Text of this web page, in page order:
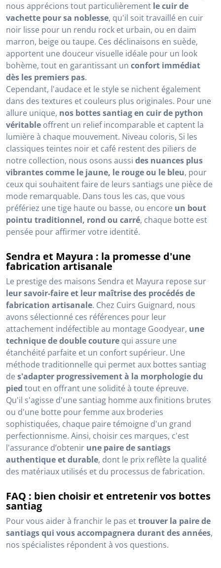
nous apprécions tout particulièrement le cuir de
vachette pour sa noblesse, qu'il soit travaillé en cuir
noir lisse pour un rendu rock et urbain, ou en daim
marron, beige ou taupe. Ces déclinaisons en suède,
apportent une douceur visuelle idéale pour un look
bohème, tout en garantissant un confort immédiat
dès les premiers pas.
Cependant, l'audace et le style se nichent également
dans des textures et couleurs plus originales. Pour une
allure unique, nos bottes santiag en cuir de python
véritable offrent un relief incomparable et captent la
lumière à chaque mouvement. Niveau coloris, Si les
classiques teintes noir et café restent des piliers de
notre collection, nous osons aussi des nuances plus
vibrantes comme le jaune, le rouge ou le bleu, pour
ceux qui souhaitent faire de leurs santiags une pièce de
mode remarquable. Dans tous les cas, que vous
préfériez une tige haute ou basse, ou encore un bout
pointu traditionnel, rond ou carré, chaque botte est
pensée pour affirmer votre identité.
Sendra et Mayura : la promesse d'une
fabrication artisanale
Le prestige des maisons Sendra et Mayura repose sur
leur savoir-faire et leur maîtrise des procédés de
fabrication artisanale. Chez Cuirs Guignard, nous
avons sélectionné ces références pour leur
attachement indéfectible au montage Goodyear, une
technique de double couture qui assure une
étanchéité parfaite et un confort supérieur. Une
méthode traditionnelle qui permet aux bottes santiag
des'adapter progressivement à la morphologie du
pied tout en offrant une solidité à toute épreuve.
Qu'il s'agisse d'une santiag homme aux finitions brutes
ou d'une botte pour femme aux broderies
sophistiquées, chaque paire témoigne d'un grand
perfectionnisme. Ainsi, choisir ces marques, c'est
l'assurance d’obtenir une paire de santiags
authentique et durable, dont le prix reflète la qualité
des matériaux utilisés et du processus de fabrication.
FAQ : bien choisir et entretenir vos bottes
santiag
Pour vous aider à franchir le pas ettrouver la paire de
santiags qui vous accompagnera durant des années,
nos spécialistes répondent à vos questions.